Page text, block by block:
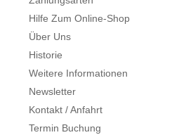
Hilfe Zum Online-Shop
Über Uns
Historie
Weitere Informationen
Newsletter
Kontakt / Anfahrt
Termin Buchung